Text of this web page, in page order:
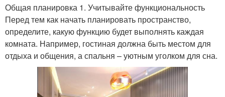
Общая планировка 1. Учитывайте функциональность
Перед тем как начать планировать пространство,
определите, какую функцию будет выполнять каждая
комната. Например, гостиная должна быть местом для
отдыха и общения, а спальня – уютным уголком для сна.